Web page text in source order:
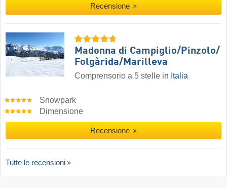
Recensione
Madonna di Campiglio/​Pinzolo/​
Folgàrida/​Marilleva
Comprensorio a 5 stelle in Italia
Snowpark
Dimensione
Recensione
Tutte le recensioni